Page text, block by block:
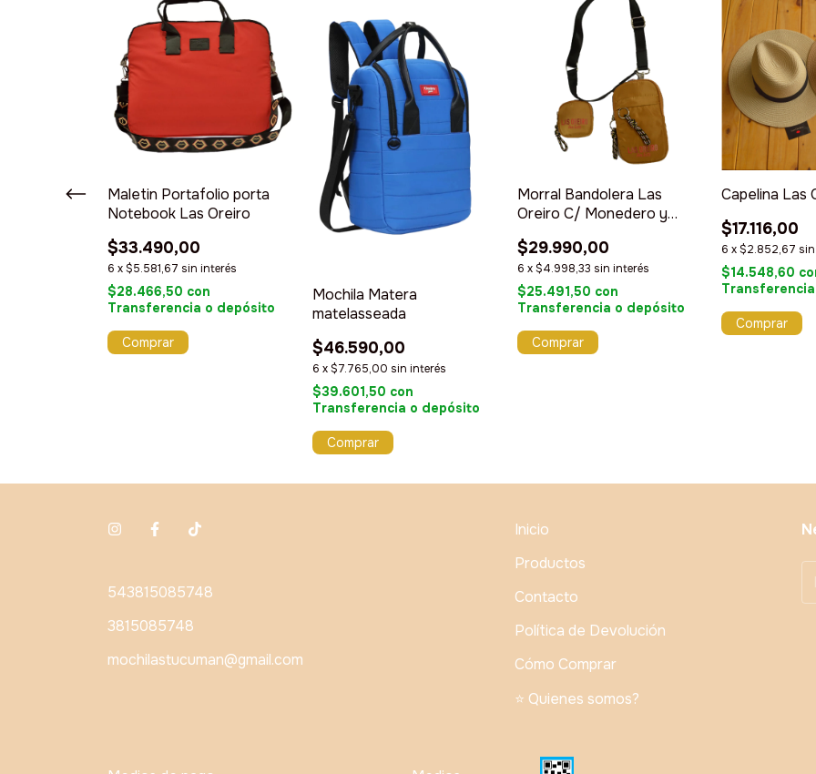
Maletin Portafolio porta
Notebook Las Oreiro
$33.490,00
6 x$5.581,67 sin interés
$28.466,50 con
Transferencia o depósito
Mochila Matera
matelasseada
$46.590,00
6 x$7.765,00 sin interés
$39.601,50 con
Transferencia o depósito
Morral Bandolera Las
Oreiro C/ Monedero y
$29.990,00
6 x$4.998,33 sin interés
$25.491,50 con
Transferencia o depósito
Comprar
Capelina Las
$17.116,00
6 x$2.852,67
$14.548,60
Comprar
543815085748
3815085748
mochilastucuman@gmail.com
Inicio
Productos
Contacto
Política de Devolución
Cómo Comprar
⭐️ Quienes somos?